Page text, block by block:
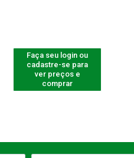
Faça seu login ou
cadastre-se para
ver preços e
comprar